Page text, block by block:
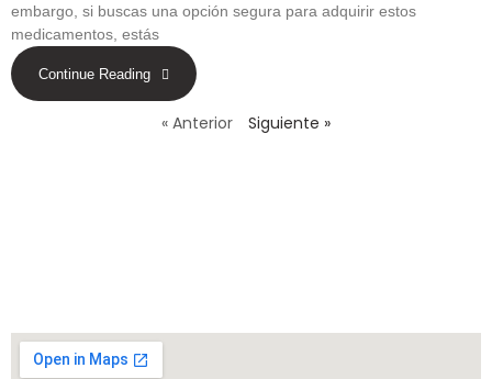
embargo, si buscas una opción segura para adquirir estos
medicamentos, estás
Continue Reading
« Anterior Siguiente »